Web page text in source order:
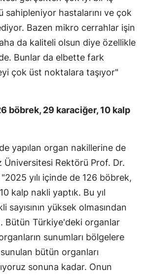
sahipleniyor hastalarını ve çok
Bazen mikro cerrahlar işin
da kaliteli olsun diye özellikle
Bunlar da elbette fark
çok üst noktalara taşıyor"
böbrek, 29 karaciğer, 10 kalp
yapılan organ nakillerine de
Üniversitesi Rektörü Prof. Dr.
yılı içinde de 126 böbrek,
kalp nakli yaptık. Bu yıl
sayısının yüksek olmasından
Bütün Türkiye'deki organlar
sunumları bölgelere
bütün organları
sonuna kadar. Onun